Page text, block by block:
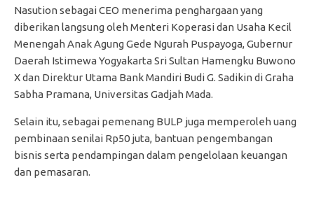
Nasution sebagai CEO menerima penghargaan yang
diberikan langsung oleh Menteri Koperasi dan Usaha Kecil
Menengah Anak Agung Gede Ngurah Puspayoga, Gubernur
Daerah Istimewa Yogyakarta Sri Sultan Hamengku Buwono
X dan Direktur Utama Bank Mandiri Budi G. Sadikin di Graha
Sabha Pramana, Universitas Gadjah Mada.
Selain itu, sebagai pemenang BULP juga memperoleh uang
pembinaan senilai Rp50 juta, bantuan pengembangan
bisnis serta pendampingan dalam pengelolaan keuangan
dan pemasaran.